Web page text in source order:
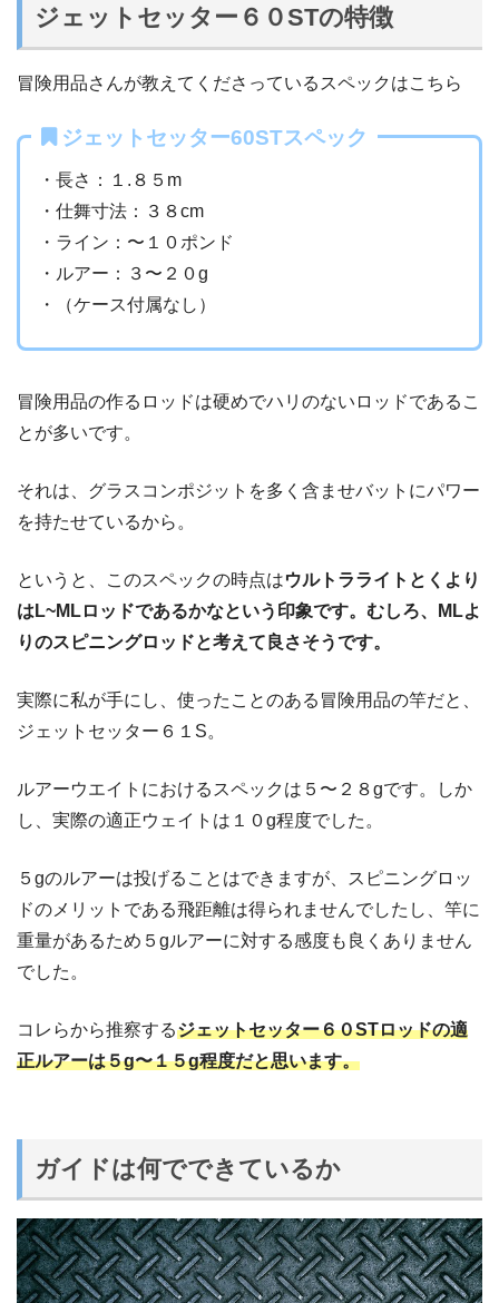
ジェットセッター６０STの特徴
冒険用品さんが教えてくださっているスペックはこちら
ジェットセッター60STスペック
・長さ：１.８５m
・仕舞寸法：３８cm
・ライン：〜１０ポンド
・ルアー：３〜２０g
・（ケース付属なし）
冒険用品の作るロッドは硬めでハリのないロッドであるこ
とが多いです。
それは、グラスコンポジットを多く含ませバットにパワー
を持たせているから。
というと、このスペックの時点はウルトラライトとくより
はL~MLロッドであるかなという印象です。むしろ、MLよ
りのスピニングロッドと考えて良さそうです。
実際に私が手にし、使ったことのある冒険用品の竿だと、
ジェットセッター６１S。
ルアーウエイトにおけるスペックは５〜２８gです。しか
し、実際の適正ウェイトは１０g程度でした。
５gのルアーは投げることはできますが、スピニングロッ
ドのメリットである飛距離は得られませんでしたし、竿に
重量があるため５gルアーに対する感度も良くありません
でした。
コレらから推察するジェットセッター６０STロッドの適
正ルアーは５g〜１５g程度だと思います。
ガイドは何でできているか